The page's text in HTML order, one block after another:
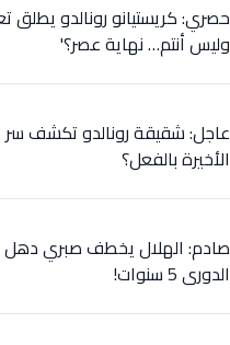
حصري: كريستيانو رونالدو يطلق
وليس أنتم… نهاية عصر؟'
عاجل: شقيقة رونالدو تكشف سر
الأخيرة بالفعل؟
صادم: الهلال يخطف صبري دهل
الدوري 5 سنوات!